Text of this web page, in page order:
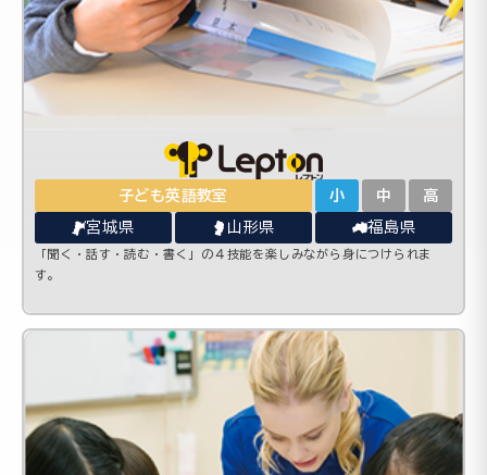
子ども英語教室 小 中 高
宮城県 山形県 福島県
「聞く・話す・読む・書く」の４技能を楽しみながら身につけられま
す。